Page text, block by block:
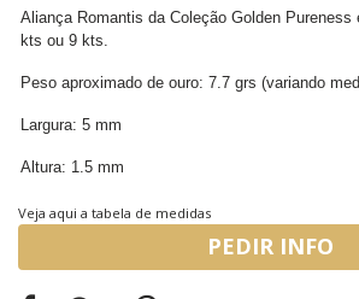
Aliança Romantis da Coleção Golden Pureness
kts ou 9 kts.
Peso aproximado de ouro: 7.7 grs (variando
Largura: 5 mm
Altura: 1.5 mm
Veja aqui a tabela de medidas
PEDIR INFO